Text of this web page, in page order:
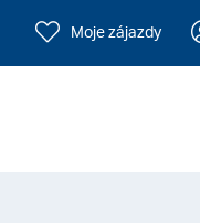
Moje zájazdy